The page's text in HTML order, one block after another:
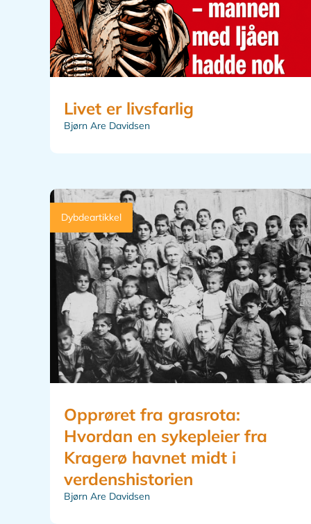
Livet er livsfarlig
Bjørn Are Davidsen
Dybdeartikkel
Opprøret fra grasrota:
Hvordan en sykepleier fra
Kragerø havnet midt i
verdenshistorien
Bjørn Are Davidsen